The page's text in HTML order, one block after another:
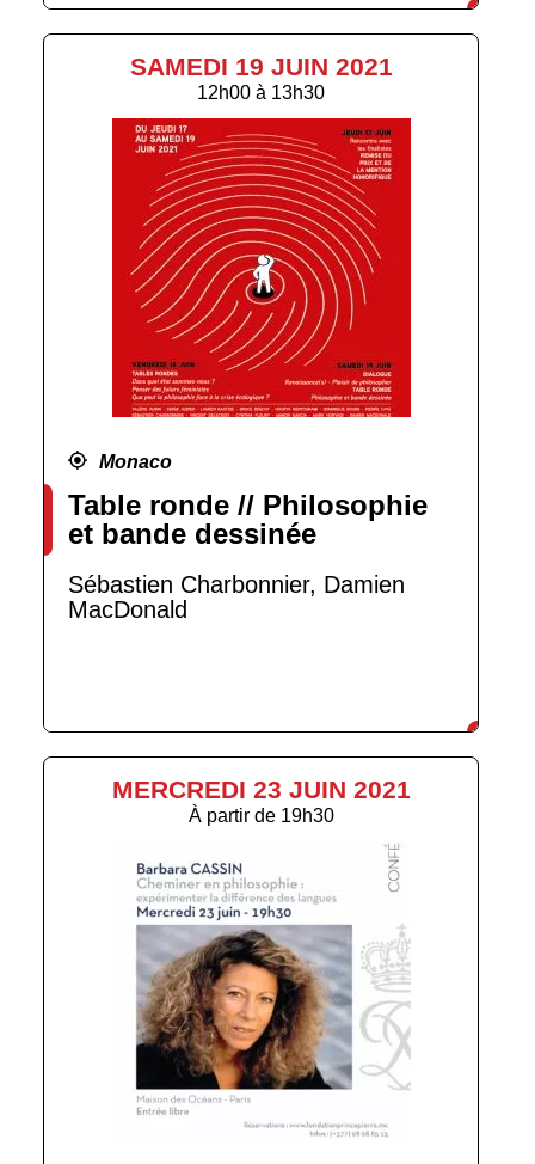
Marin, Camille Riquier
SAMEDI 19 JUIN 2021
12h00 à 13h30
Monaco
Table ronde // Philosophie
et bande dessinée
Sébastien Charbonnier, Damien
MacDonald
MERCREDI 23 JUIN 2021
À partir de 19h30